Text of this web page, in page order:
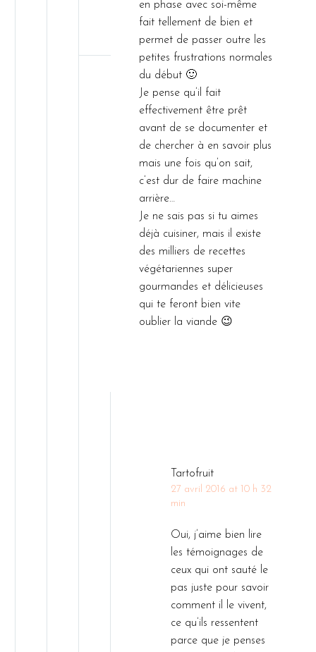
en phase avec soi-même
fait tellement de bien et
permet de passer outre les
petites frustrations normales
du début 🙂
Je pense qu’il fait
effectivement être prêt
avant de se documenter et
de chercher à en savoir plus
mais une fois qu’on sait,
c’est dur de faire machine
arrière…
Je ne sais pas si tu aimes
déjà cuisiner, mais il existe
des milliers de recettes
végétariennes super
gourmandes et délicieuses
qui te feront bien vite
oublier la viande 😉
Tartofruit
27 avril 2016 at 10 h 32
min
Oui, j’aime bien lire
les témoignages de
ceux qui ont sauté le
pas juste pour savoir
comment il le vivent,
ce qu’ils ressentent
parce que je penses